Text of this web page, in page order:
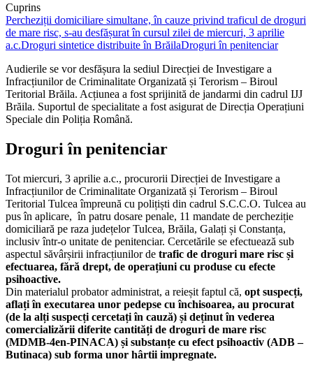
Cuprins
Percheziții domiciliare simultane, în cauze privind traficul de droguri
de mare risc, s-au desfășurat în cursul zilei de miercuri, 3 aprilie
a.c.Droguri sintetice distribuite în BrăilaDroguri în penitenciar
Audierile se vor desfășura la sediul Direcției de Investigare a
Infracțiunilor de Criminalitate Organizată și Terorism – Biroul
Teritorial Brăila. Acțiunea a fost sprijinită de jandarmi din cadrul IJJ
Brăila. Suportul de specialitate a fost asigurat de Direcția Operațiuni
Speciale din Poliția Română.
Droguri în penitenciar
Tot miercuri, 3 aprilie a.c., procurorii Direcției de Investigare a
Infracțiunilor de Criminalitate Organizată și Terorism – Biroul
Teritorial Tulcea împreună cu polițiști din cadrul S.C.C.O. Tulcea au
pus în aplicare, în patru dosare penale, 11 mandate de percheziție
domiciliară pe raza județelor Tulcea, Brăila, Galați și Constanța,
inclusiv într-o unitate de penitenciar. Cercetările se efectuează sub
aspectul săvârșirii infracțiunilor de trafic de droguri mare risc și
efectuarea, fără drept, de operațiuni cu produse cu efecte
psihoactive.
Din materialul probator administrat, a reieșit faptul că, opt suspecți,
aflați în executarea unor pedepse cu închisoarea, au procurat
(de la alți suspecți cercetați în cauză) și deținut în vederea
comercializării diferite cantități de droguri de mare risc
(MDMB-4en-PINACA) și substanțe cu efect psihoactiv (ADB –
Butinaca) sub forma unor hârtii impregnate.